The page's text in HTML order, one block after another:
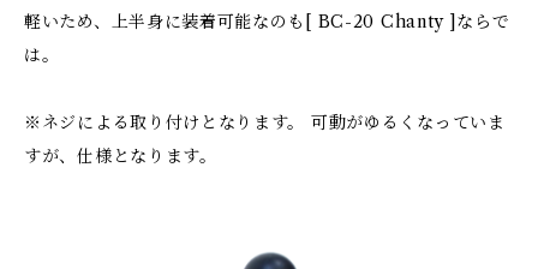
軽いため、上半身に装着可能なのも[ BC-20 Chanty ]ならで
は。
※ネジによる取り付けとなります。 可動がゆるくなっていま
すが、仕様となります。